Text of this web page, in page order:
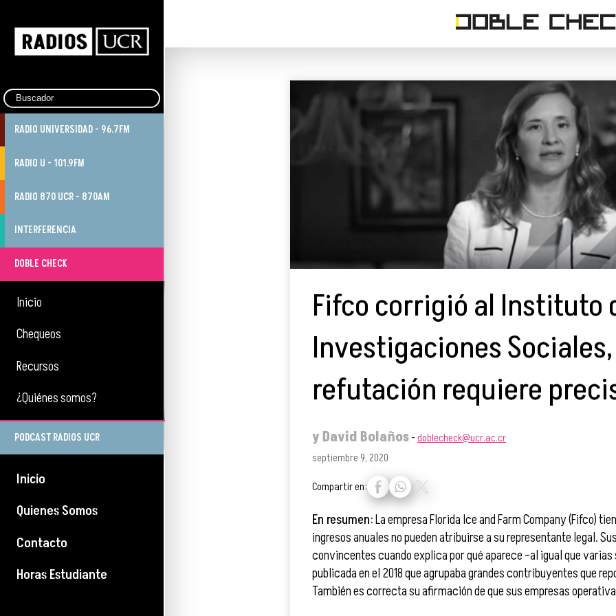
RADIO UNIVERSIDAD - 96.7FM
RADIO U - 101.9FM
RADIO 870 UCR - 870AM
INTERFERENCIA
DOBLE CHECK
Inicio
Chequeos
Recursos
¿Quiénes somos?
PODCAST RADIOS UCR
Inicio
Quienes Somos
Contacto
Horas Estudiante
Fifco corrigió al Instituto
Investigaciones
refutación requiere
yDavid Bolaños-doblecheck@ucr.ac.cr
septiembre 9, 2020
Compartir en:
En resumen:La empresa Florida Ice and Farm Company (Fifco)
ingresos anuales no pueden atribuirse a su representante legal.
convincentes cuando explica por qué aparece –al igual que
publicada en el 2018 que agrupaba grandes contribuyentes que
También es correcta su afirmación de que sus empresas